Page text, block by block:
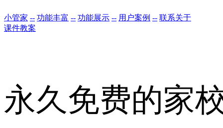
小管家 -- 功能丰富 -- 功能展示 -- 用户案例 -- 联系关于
课件教案
永久免费的家